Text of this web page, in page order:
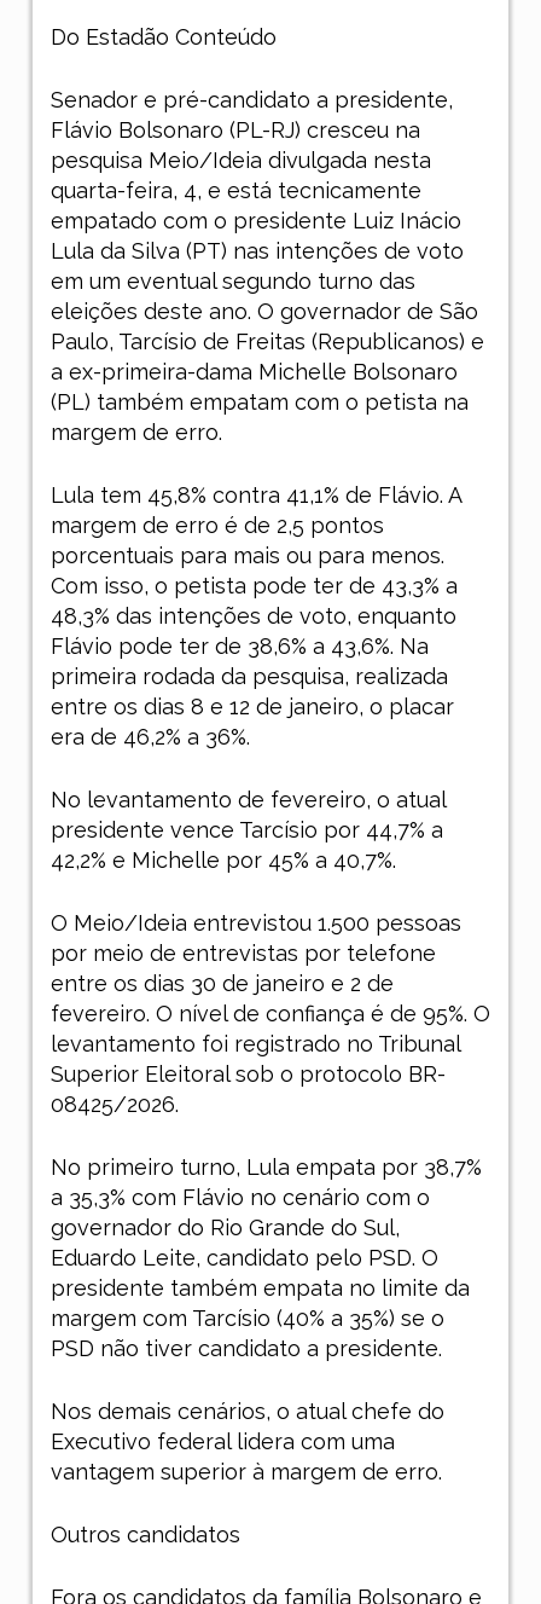
Do Estadão Conteúdo
Senador e pré-candidato a presidente,
Flávio Bolsonaro (PL-RJ) cresceu na
pesquisa Meio/Ideia divulgada nesta
quarta-feira, 4, e está tecnicamente
empatado com o presidente Luiz Inácio
Lula da Silva (PT) nas intenções de voto
em um eventual segundo turno das
eleições deste ano. O governador de São
Paulo, Tarcísio de Freitas (Republicanos) e
a ex-primeira-dama Michelle Bolsonaro
(PL) também empatam com o petista na
margem de erro.
Lula tem 45,8% contra 41,1% de Flávio. A
margem de erro é de 2,5 pontos
porcentuais para mais ou para menos.
Com isso, o petista pode ter de 43,3% a
48,3% das intenções de voto, enquanto
Flávio pode ter de 38,6% a 43,6%. Na
primeira rodada da pesquisa, realizada
entre os dias 8 e 12 de janeiro, o placar
era de 46,2% a 36%.
No levantamento de fevereiro, o atual
presidente vence Tarcísio por 44,7% a
42,2% e Michelle por 45% a 40,7%.
O Meio/Ideia entrevistou 1.500 pessoas
por meio de entrevistas por telefone
entre os dias 30 de janeiro e 2 de
fevereiro. O nível de confiança é de 95%. O
levantamento foi registrado no Tribunal
Superior Eleitoral sob o protocolo BR-
08425/2026.
No primeiro turno, Lula empata por 38,7%
a 35,3% com Flávio no cenário com o
governador do Rio Grande do Sul,
Eduardo Leite, candidato pelo PSD. O
presidente também empata no limite da
margem com Tarcísio (40% a 35%) se o
PSD não tiver candidato a presidente.
Nos demais cenários, o atual chefe do
Executivo federal lidera com uma
vantagem superior à margem de erro.
Outros candidatos
Fora os candidatos da família Bolsonaro e